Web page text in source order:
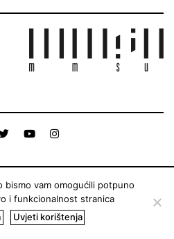
bismo vam omogućili potpuno
i funkcionalnost stranica
Uvjeti korištenja